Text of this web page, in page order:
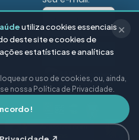
Enviar
utiliza cookies essenciais
deste site e cookies de
estatísticas e analíticas
o uso de cookies, ou, ainda,
nossa Política de Privacidade.
✕